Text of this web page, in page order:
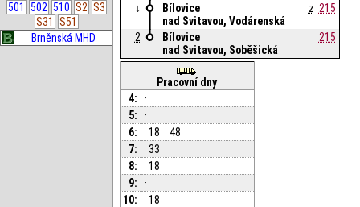
501
502 510 S2 S3
S31
S51
Brněnská MHD
↓
Bílovice
nad Svitavou, Vodárenská
z 215
2
Bílovice
nad Svitavou, Soběšická
215
Pracovní dny
4:
·
5:
·
6:
18
48
7:
33
8:
18
9:
·
10:
18